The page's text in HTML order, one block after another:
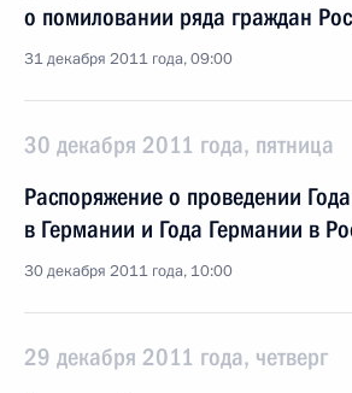
о помиловании ряда граждан
31 декабря 2011 года, 09:00
30 декабря 2011 года, пятница
Распоряжение о проведении
в Германии и Года Германии в
30 декабря 2011 года, 10:00
29 декабря 2011 года, четверг